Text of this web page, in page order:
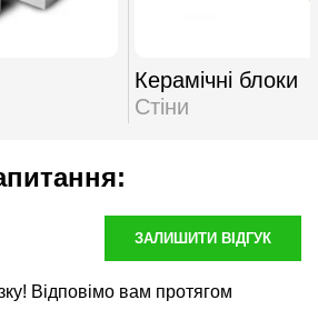
Керамічні блоки
Стіни
ЗАЛИШИТИ ВІДГУК
Відповімо вам протягом